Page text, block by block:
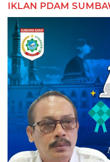
IKLAN PDAM